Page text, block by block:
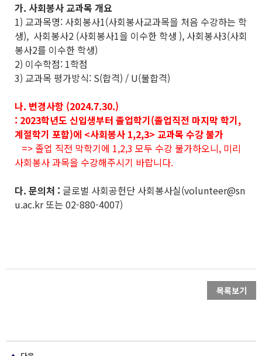
가. 사회봉사 교과목 개요
1) 교과목명: 사회봉사1(사회봉사교과목을 처음 수강하는 학
생), 사회봉사2 (사회봉사1을 이수한 학생 ), 사회봉사3(사회
봉사2를 이수한 학생)
2) 이수학점: 1학점
3) 교과목 평가방식: S(합격) / U(불합격)
나. 변경사항 (2024.7.30.)
: 2023학년도 신입생부터 졸업학기(졸업직전 마지막 학기,
계절학기 포함)에 <사회봉사 1,2,3> 교과목 수강 불가
=> 졸업 직전 막학기에 1,2,3 모두 수강 불가하오니, 미리
사회봉사 과목을 수강해주시기 바랍니다.
다. 문의처 : 글로벌 사회공헌단 사회봉사실(volunteer@sn
u.ac.kr 또는 02-880-4007)
목록보기